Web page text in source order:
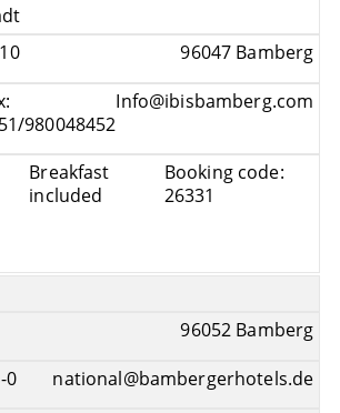
96047 Bamberg
980048452
Info@ibisbamberg.com
Breakfast
included
Booking code:
26331
96052 Bamberg
0
national@bambergerhotels.de